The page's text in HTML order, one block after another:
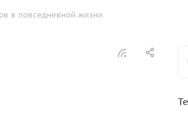
в повседневной жизни